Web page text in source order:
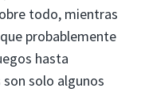
todo, mientras
probablemente
hasta
solo algunos